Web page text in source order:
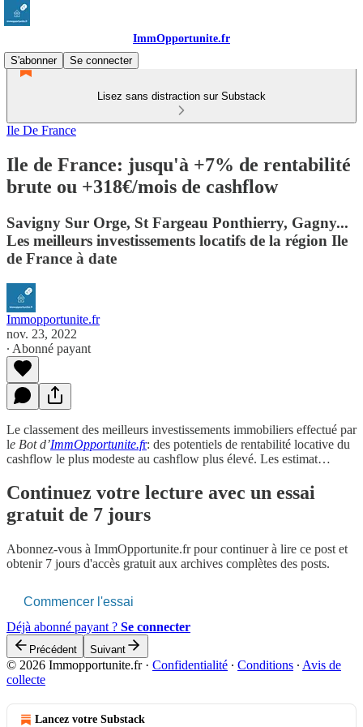
ImmOpportunite.fr
S'abonner
Se connecter
Lisez sans distraction sur Substack
Ile De France
Ile de France: jusqu'à +7% de rentabilité
brute ou +318€/mois de cashflow
Savigny Sur Orge, St Fargeau Ponthierry, Gagny...
Les meilleurs investissements locatifs de la région Ile
de France à date
Immopportunite.fr
nov. 23, 2022
∙ Abonné payant
Le classement des meilleurs investissements immobiliers effectué par
le Bot d’ImmOpportunite.fr: des potentiels de rentabilité locative du
cashflow le plus modeste au cashflow plus élevé. Les estimat…
Continuez votre lecture avec un essai
gratuit de 7 jours
Abonnez-vous à ImmOpportunite.frpour continuer à lire ce post et
obtenir 7 jours d'accès gratuit aux archives complètes des posts.
Commencer l'essai
Déjà abonné payant ? Se connecter
Précédent Suivant
© 2026 Immopportunite.fr· Confidentialité ∙ Conditions ∙ Avis de
collecte
Lancez votre Substack